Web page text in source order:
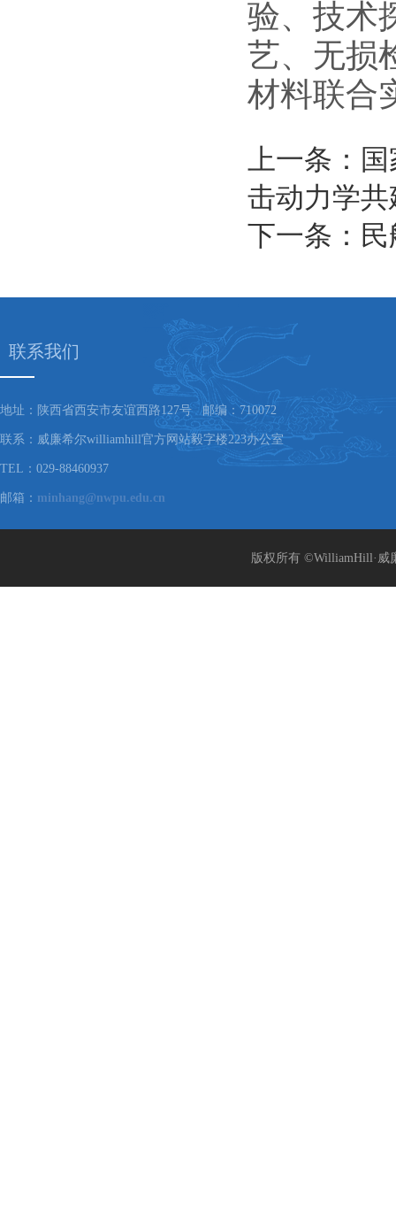
验、技术
艺、无损
材料联合
上一条：
击动力学
下一条：
联系我们
地址：陕西省西安市友谊西路127号 邮编：710072
联系：威廉希尔williamhill官方网站毅字楼223办公室
TEL：029-88460937
邮箱： minhang@nwpu.edu.cn
版权所有 ©WilliamHill·